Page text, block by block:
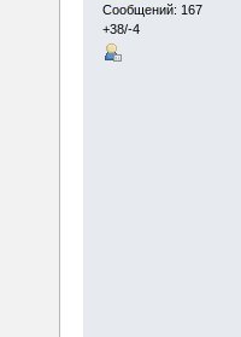
Сообщений: 167
+38/-4